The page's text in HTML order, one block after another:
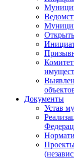
Документы
Устав